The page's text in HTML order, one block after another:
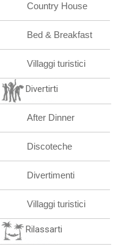
Country House
Bed & Breakfast
Villaggi turistici
Divertirti
After Dinner
Discoteche
Divertimenti
Villaggi turistici
Rilassarti